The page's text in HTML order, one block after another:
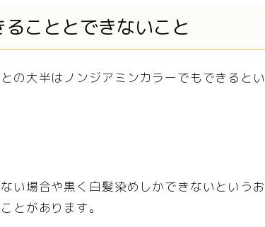
こととできないこと
の大半はノンジアミンカラーでもできるとい
い場合や黒く白髪染めしかできないというお
とがあります。